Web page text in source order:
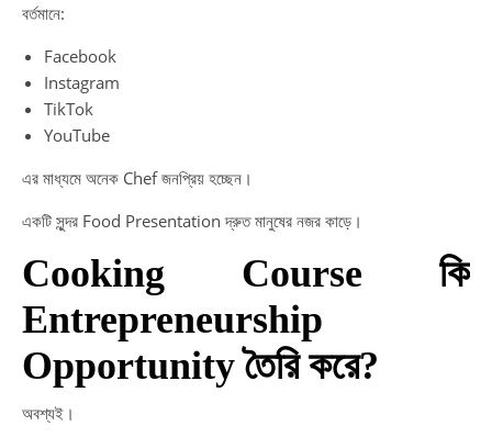
বর্তমানে:
Facebook
Instagram
TikTok
YouTube
এর মাধ্যমে অনেক Chef জনপ্রিয় হচ্ছেন।
একটি সুন্দর Food Presentation দ্রুত মানুষের নজর কাড়ে।
Cooking Course কি
Entrepreneurship
Opportunity তৈরি করে?
অবশ্যই।